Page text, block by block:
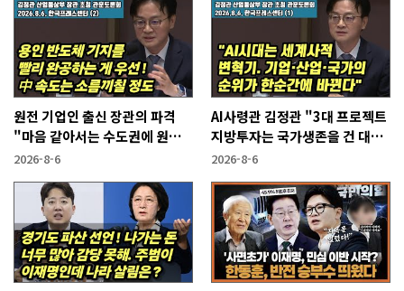
원전 기업인 출신 장관의 파격
"마음 같아서는 수도권에 원전
짓고싶다"
2026-8-6
AI사령관 김정관 "3대 프로젝트
지방투자는 국가생존을 건 대전
략"
2026-8-6